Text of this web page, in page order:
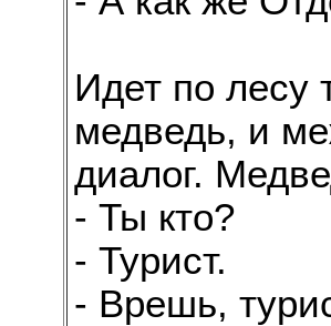
Идет по лесу
медведь, и
диалог.
- Ты кто?
- Турист.
- Врешь,